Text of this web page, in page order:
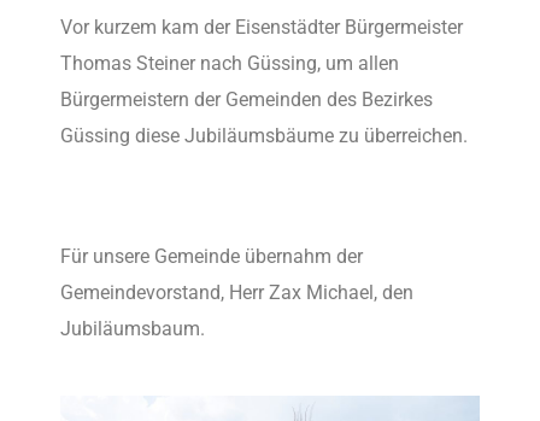
Vor kurzem kam der Eisenstädter Bürgermeister
Thomas Steiner nach Güssing, um allen
Bürgermeistern der Gemeinden des Bezirkes
Güssing diese Jubiläumsbäume zu überreichen.
Für unsere Gemeinde übernahm der
Gemeindevorstand, Herr Zax Michael, den
Jubiläumsbaum.